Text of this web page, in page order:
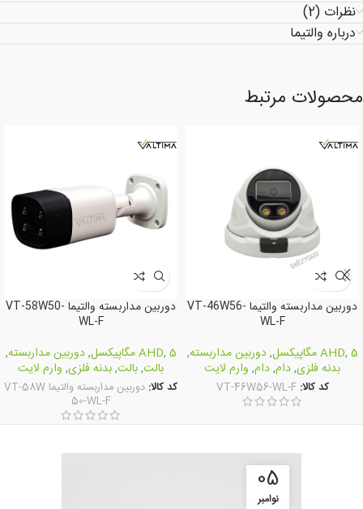
نظرات (2)
درباره والتیما
محصولات مرتبط
دوربین مداربسته والتیما VT-46W56-
WL-F
AHD, 5 مگاپیکسل ,دوربین مداربسته,
بدنه فلزی,دام,دام, وارم لایت
کد کالا:VT-46W56-WL-F
دوربین مداربسته والتیما VT-58W50-
WL-F
AHD, 5 مگاپیکسل ,دوربین مداربسته,
بالت,بالت,بدنه فلزی, وارم لایت
کد کالا:
دوربین مداربسته والتیما VT-58W
50-WL-F
05
نوامبر